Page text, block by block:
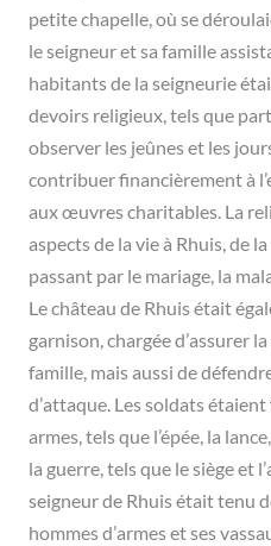
petite chapelle, où se
le seigneur et sa famille
habitants de la seigneurie
devoirs religieux, tels que
observer les jeûnes et les
contribuer financièrement à
aux œuvres charitables. La
aspects de la vie à Rhuis, de
passant par le mariage, la
Le château de Rhuis était
garnison, chargée d’assurer
famille, mais aussi de
d’attaque. Les soldats
armes, tels que l’épée, la
la guerre, tels que le siège et
seigneur de Rhuis était tenu
hommes d’armes et ses